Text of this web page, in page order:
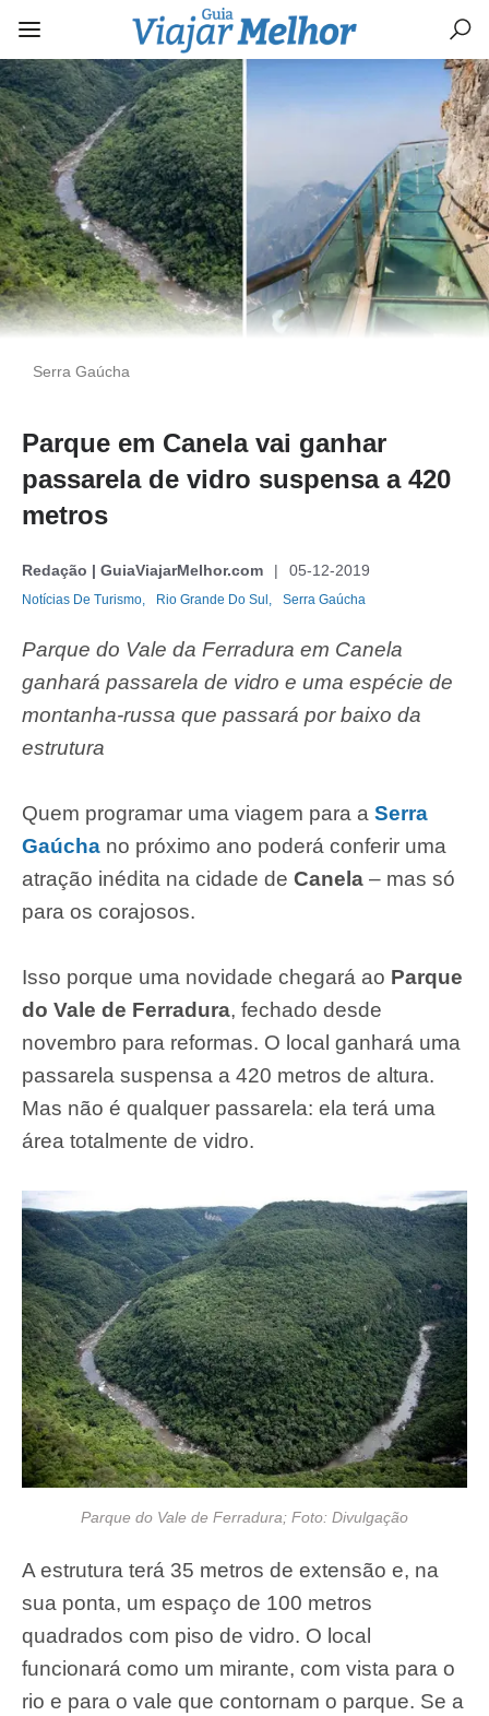
Serra Gaúcha
Parque em Canela vai ganhar
passarela de vidro suspensa a 420
metros
Redação | GuiaViajarMelhor.com 05-12-2019
Notícias De Turismo, Rio Grande Do Sul, Serra Gaúcha
Parque do Vale da Ferradura em Canela
ganhará passarela de vidro e uma espécie de
montanha-russa que passará por baixo da
estrutura
Quem programar uma viagem para a Serra
Gaúcha no próximo ano poderá conferir uma
atração inédita na cidade de Canela – mas só
para os corajosos.
Isso porque uma novidade chegará ao Parque
do Vale de Ferradura, fechado desde
novembro para reformas. O local ganhará uma
passarela suspensa a 420 metros de altura.
Mas não é qualquer passarela: ela terá uma
área totalmente de vidro.
Parque do Vale de Ferradura; Foto: Divulgação
A estrutura terá 35 metros de extensão e, na
sua ponta, um espaço de 100 metros
quadrados com piso de vidro. O local
funcionará como um mirante, com vista para o
rio e para o vale que contornam o parque. Se a